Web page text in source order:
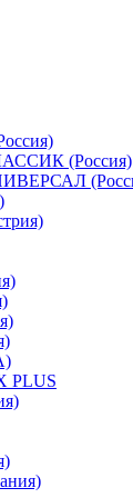
(Россия)
PLUS